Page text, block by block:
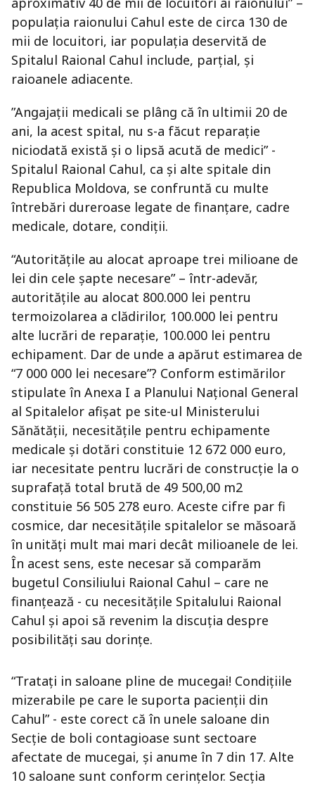
populația raionului Cahul este de circa 130 de
mii de locuitori, iar populația deservită de
Spitalul Raional Cahul include, parțial, și
raioanele adiacente.
”Angajaţii medicali se plâng că în ultimii 20 de
ani, la acest spital, nu s-a făcut reparaţie
niciodată există şi o lipsă acută de medici” -
Spitalul Raional Cahul, ca și alte spitale din
Republica Moldova, se confruntă cu multe
întrebări dureroase legate de finanțare, cadre
medicale, dotare, condiții.
“Autorităţile au alocat aproape trei milioane de
lei din cele şapte necesare” – într-adevăr,
autoritățile au alocat 800.000 lei pentru
termoizolarea a clădirilor, 100.000 lei pentru
alte lucrări de reparație, 100.000 lei pentru
echipament. Dar de unde a apărut estimarea de
“7 000 000 lei necesare”? Conform estimărilor
stipulate în Anexa I a Planului Național General
al Spitalelor afișat pe site-ul Ministerului
Sănătății, necesitățile pentru echipamente
medicale și dotări constituie 12 672 000 euro,
iar necesitate pentru lucrări de construcție la o
suprafață total brută de 49 500,00 m2
constituie 56 505 278 euro. Aceste cifre par fi
cosmice, dar necesitățile spitalelor se măsoară
în unități mult mai mari decât milioanele de lei.
În acest sens, este necesar să comparăm
bugetul Consiliului Raional Cahul – care ne
finanțează - cu necesitățile Spitalului Raional
Cahul și apoi să revenim la discuția despre
posibilități sau dorințe.
“Tratați in saloane pline de mucegai! Condițiile
mizerabile pe care le suporta pacienții din
Cahul” - este corect că în unele saloane din
Secție de boli contagioase sunt sectoare
afectate de mucegai, și anume în 7 din 17. Alte
10 saloane sunt conform cerințelor. Secția